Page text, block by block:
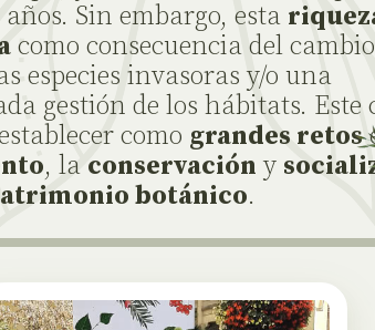
Sin embargo, esta
como consecuencia del cambio
especies invasoras y/o una
gestión de los hábitats. Este
como grandes retos
, la conservación y
botánico.